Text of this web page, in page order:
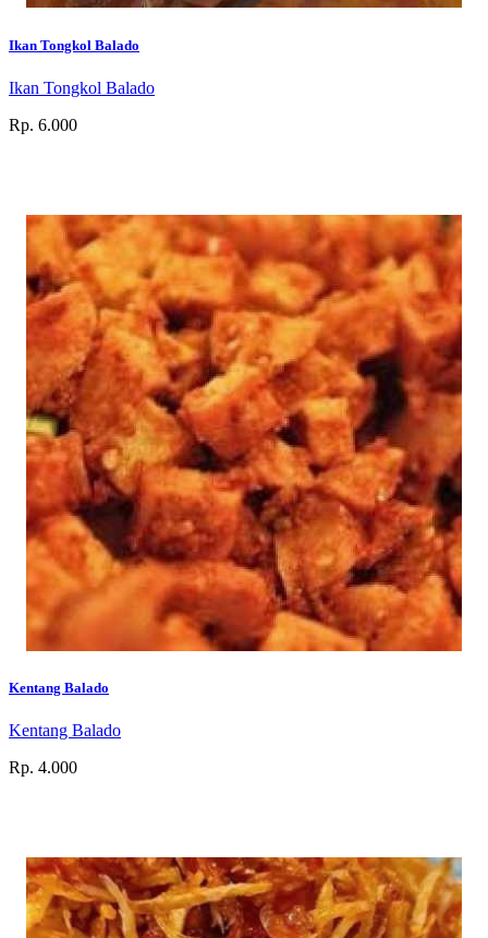
Ikan Tongkol Balado
Ikan Tongkol Balado
Rp. 6.000
Kentang Balado
Kentang Balado
Rp. 4.000